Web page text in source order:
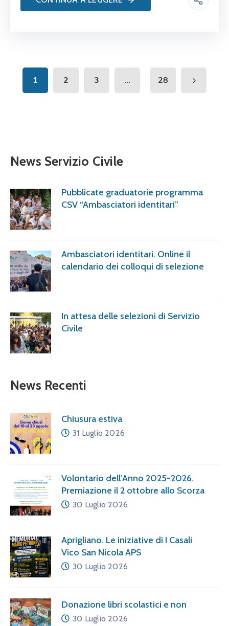
1 2 3 ... 28
News Servizio Civile
Pubblicate graduatorie programma
CSV “Ambasciatori identitari”
Ambasciatori identitari. Online il
calendario dei colloqui di selezione
In attesa delle selezioni di Servizio
Civile
News Recenti
Chiusura estiva
31 Luglio 2026
Volontario dell’Anno 2025-2026.
Premiazione il 2 ottobre allo Scorza
30 Luglio 2026
Aprigliano. Le iniziative di I Casali
Vico San Nicola APS
30 Luglio 2026
Donazione libri scolastici e non
30 Luglio 2026